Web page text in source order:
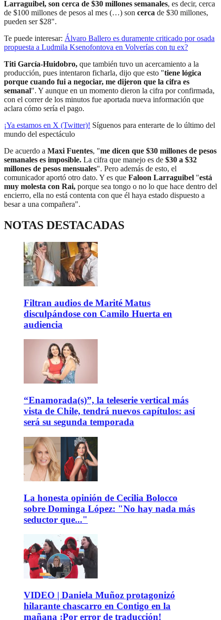
Larraguibel, son cerca de $30 millones semanales, es decir, cerca
de $100 millones de pesos al mes (…) son cerca de $30 millones,
pueden ser $28".
Te puede interesar: Álvaro Ballero es duramente criticado por osada
propuesta a Ludmila Ksenofontova en Volverías con tu ex?
Titi García-Huidobro, que también tuvo un acercamiento a la
producción, pues intentaron ficharla, dijo que esto "tiene lógica
porque cuando fui a negociar, me dijeron que la cifra es
semanal". Y aunque en un momento dieron la cifra por confirmada,
con el correr de los minutos fue aportada nueva información que
aclara cómo sería el pago.
¡Ya estamos en X (Twitter)! Síguenos para enterarte de lo último del
mundo del espectáculo
De acuerdo a Maxi Fuentes, "me dicen que $30 millones de pesos
semanales es imposible. La cifra que manejo es de $30 a $32
millones de pesos mensuales". Pero además de esto, el
comunicador aportó otro dato. Y es que Faloon Larraguibel "está
muy molesta con Rai, porque sea tongo o no lo que hace dentro del
encierro, ella no está contenta con que él haya estado dispuesto a
besar a una compañera".
NOTAS DESTACADAS
Filtran audios de Marité Matus
disculpándose con Camilo Huerta en
audiencia
“Enamorada(s)”, la teleserie vertical más
vista de Chile, tendrá nuevos capítulos: así
será su segunda temporada
La honesta opinión de Cecilia Bolocco
sobre Dominga López: "No hay nada más
seductor que..."
VIDEO | Daniela Muñoz protagonizó
hilarante chascarro en Contigo en la
mañana ¡Por error de traducción!